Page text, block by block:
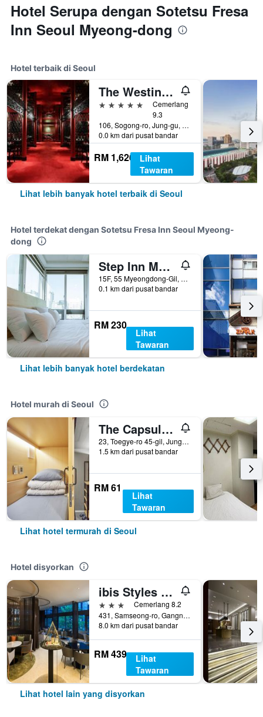
Hotel Serupa dengan Sotetsu Fresa
Inn Seoul Myeong-dong
Hotel terbaik di Seoul
The Westin Josun Seoul
5 bintang
Cemerlang
9.3
106, Sogong-ro, Jung-gu, Seoul, Korea Selatan
0.0 km dari pusat bandar
RM 1,626
Lihat
Tawaran
Lihat lebih banyak hotel terbaik di Seoul
Hotel terdekat dengan Sotetsu Fresa Inn Seoul Myeong-
dong
Step Inn Myeongdong 1
15F, 55 Myeongdong-Gil, Seoul, Korea Selatan
0.1 km dari pusat bandar
RM 230
Lihat
Tawaran
Lihat lebih banyak hotel berdekatan
Hotel murah di Seoul
The Capsule Myeongdong
23, Toegye-ro 45-gil, Jung-gu, Seoul, Korea Selatan
1.5 km dari pusat bandar
RM 61
Lihat
Tawaran
Lihat hotel termurah di Seoul
Hotel disyorkan
ibis Styles Ambassador Seoul Gangnam
3 bintangCemerlang 8.2
431, Samseong-ro, Gangnam-gu, Seoul, Korea Selatan
8.0 km dari pusat bandar
RM 439
Lihat
Tawaran
Lihat hotel lain yang disyorkan